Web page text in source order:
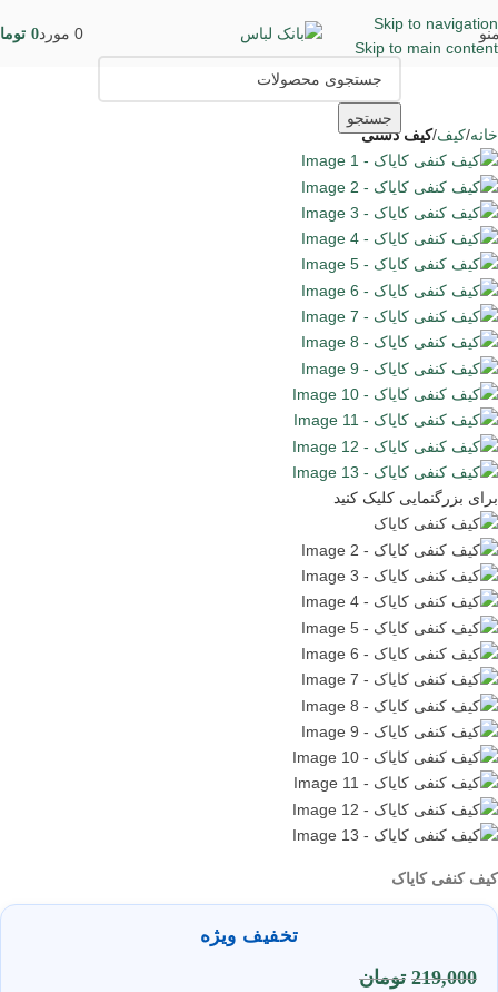
Skip to navigation
Skip to main content
0 مورد0
جستجو
خانه کیف کیف دستی
برای بزرگنمایی کلیک کنید
کیف کنفی کایاک
تخفیف ویژه
219,000 تومان